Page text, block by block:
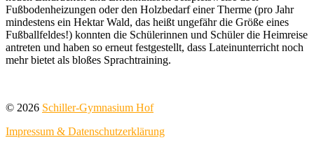
Fußbodenheizungen oder den Holzbedarf einer Therme (pro Jahr
mindestens ein Hektar Wald, das heißt ungefähr die Größe eines
Fußballfeldes!) konnten die Schülerinnen und Schüler die Heimreise
antreten und haben so erneut festgestellt, dass Lateinunterricht noch
mehr bietet als bloßes Sprachtraining.
© 2026 Schiller-Gymnasium Hof
Impressum & Datenschutzerklärung